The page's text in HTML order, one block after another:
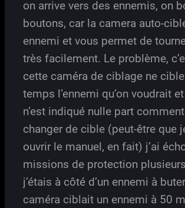
on arrive vers des ennemis, on
boutons, car la camera auto-
ennemi et vous permet de
très facilement. Le problème,
cette caméra de ciblage ne
temps l’ennemi qu’on voudrait
n’est indiqué nulle part
changer de cible (peut-être que
ouvrir le manuel, en fait) j’ai
missions de protection
j’étais à côté d’un ennemi à
caméra ciblait un ennemi à 50